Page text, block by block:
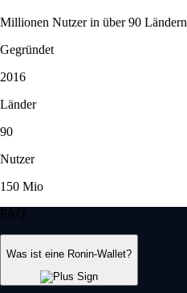
Millionen Nutzer in über 90 Ländern
Gegründet
2016
Länder
90
Nutzer
150 Mio
FAQ
Was ist eine Ronin-Wallet?